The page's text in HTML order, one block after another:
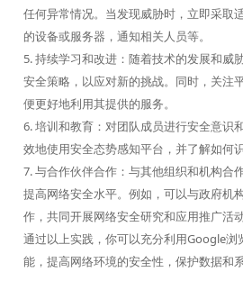
任何异常情况。当发现威胁时，立即采取
的设备或服务器，通知相关人员等。
5. 持续学习和改进：随着技术的发展和威
安全策略，以应对新的挑战。同时，关注
便更好地利用其提供的服务。
6. 培训和教育：对团队成员进行安全意识
效地使用安全态势感知平台，并了解如何
7. 与合作伙伴合作：与其他组织和机构合
提高网络安全水平。例如，可以与政府机
作，共同开展网络安全研究和应用推广活动
通过以上实践，你可以充分利用Google浏
能，提高网络环境的安全性，保护数据和